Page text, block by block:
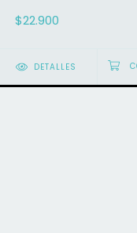
$22.900
DETALLES